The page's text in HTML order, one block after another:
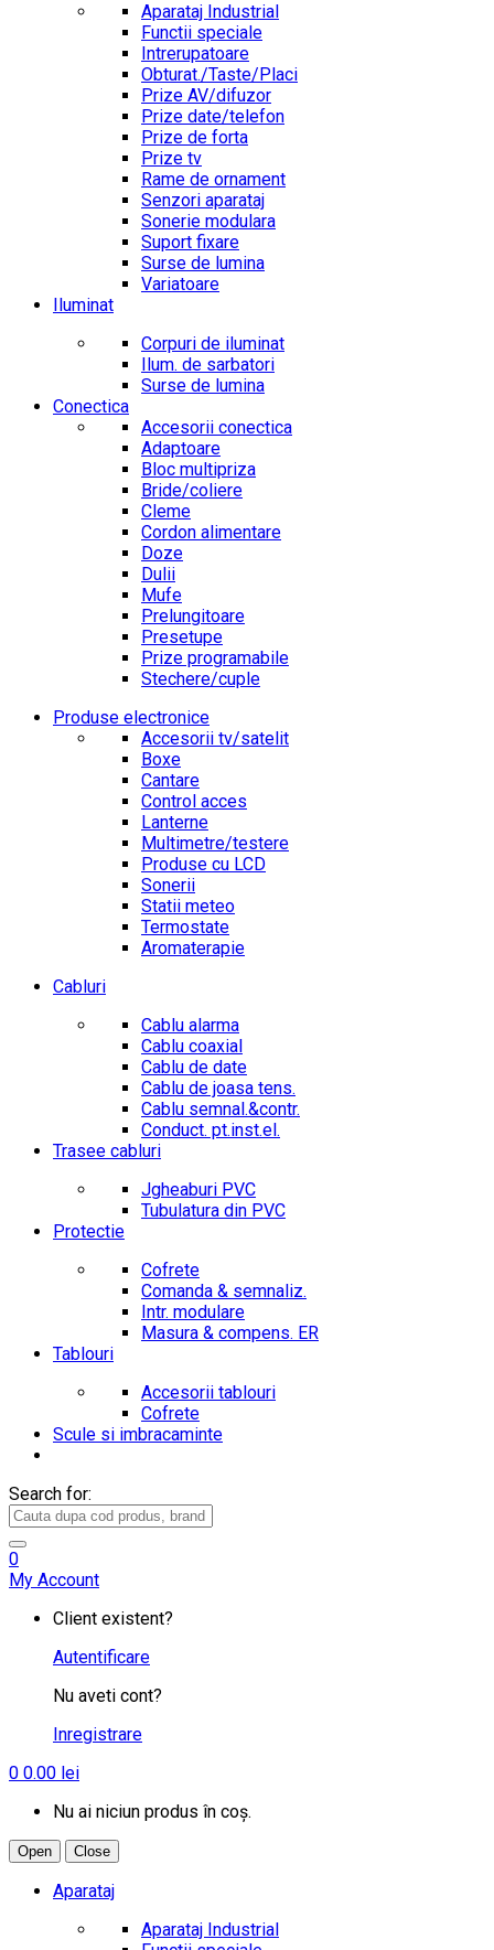
Aparataj Industrial
Functii speciale
Intrerupatoare
Obturat./Taste/Placi
Prize AV/difuzor
Prize date/telefon
Prize de forta
Prize tv
Rame de ornament
Senzori aparataj
Sonerie modulara
Suport fixare
Surse de lumina
Variatoare
Iluminat
Corpuri de iluminat
Ilum. de sarbatori
Surse de lumina
Conectica
Accesorii conectica
Adaptoare
Bloc multipriza
Bride/coliere
Cleme
Cordon alimentare
Doze
Dulii
Mufe
Prelungitoare
Presetupe
Prize programabile
Stechere/cuple
Produse electronice
Accesorii tv/satelit
Boxe
Cantare
Control acces
Lanterne
Multimetre/testere
Produse cu LCD
Sonerii
Statii meteo
Termostate
Aromaterapie
Cabluri
Cablu alarma
Cablu coaxial
Cablu de date
Cablu de joasa tens.
Cablu semnal.&contr.
Conduct. pt.inst.el.
Trasee cabluri
Jgheaburi PVC
Tubulatura din PVC
Protectie
Cofrete
Comanda & semnaliz.
Intr. modulare
Masura & compens. ER
Tablouri
Accesorii tablouri
Cofrete
Scule si imbracaminte
Search for:
0
My Account
Client existent?
Autentificare
Nu aveti cont?
Inregistrare
0 0.00 lei
Nu ai niciun produs în coș.
Open Close
Aparataj
Aparataj Industrial